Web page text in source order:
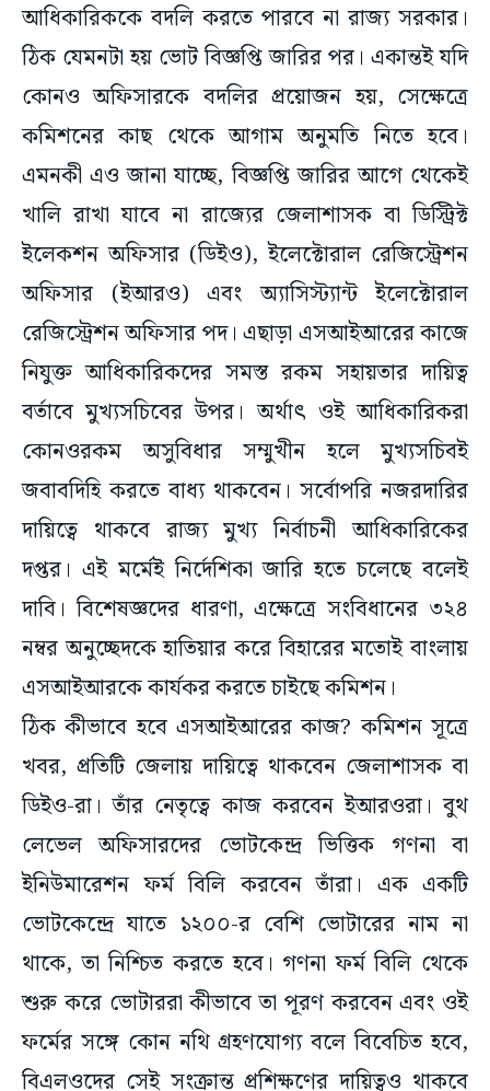
আধিকারিককে বদলি করতে পারবে না রাজ্য সরকার।
ঠিক যেমনটা হয় ভোট বিজ্ঞপ্তি জারির পর। একান্তই যদি
কোনও অফিসারকে বদলির প্রয়োজন হয়, সেক্ষেত্রে
কমিশনের কাছ থেকে আগাম অনুমতি নিতে হবে।
এমনকী এও জানা যাচ্ছে, বিজ্ঞপ্তি জারির আগে থেকেই
খালি রাখা যাবে না রাজ্যের জেলাশাসক বা ডিস্ট্রিক্ট
ইলেকশন অফিসার (ডিইও), ইলেক্টোরাল রেজিস্ট্রেশন
অফিসার (ইআরও) এবং অ্যাসিস্ট্যান্ট ইলেক্টোরাল
রেজিস্ট্রেশন অফিসার পদ। এছাড়া এসআইআরের কাজে
নিযুক্ত আধিকারিকদের সমস্ত রকম সহায়তার দায়িত্ব
বর্তাবে মুখ্যসচিবের উপর। অর্থাৎ ওই আধিকারিকরা
কোনওরকম অসুবিধার সম্মুখীন হলে মুখ্যসচিবই
জবাবদিহি করতে বাধ্য থাকবেন। সর্বোপরি নজরদারির
দায়িত্বে থাকবে রাজ্য মুখ্য নির্বাচনী আধিকারিকের
দপ্তর। এই মর্মেই নির্দেশিকা জারি হতে চলেছে বলেই
দাবি। বিশেষজ্ঞদের ধারণা, এক্ষেত্রে সংবিধানের ৩২৪
নম্বর অনুচ্ছেদকে হাতিয়ার করে বিহারের মতোই বাংলায়
এসআইআরকে কার্যকর করতে চাইছে কমিশন।
ঠিক কীভাবে হবে এসআইআরের কাজ? কমিশন সূত্রে
খবর, প্রতিটি জেলায় দায়িত্বে থাকবেন জেলাশাসক বা
ডিইও-রা। তাঁর নেতৃত্বে কাজ করবেন ইআরওরা। বুথ
লেভেল অফিসারদের ভোটকেন্দ্র ভিত্তিক গণনা বা
ইনিউমারেশন ফর্ম বিলি করবেন তাঁরা। এক একটি
ভোটকেন্দ্রে যাতে ১২০০-র বেশি ভোটারের নাম না
থাকে, তা নিশ্চিত করতে হবে। গণনা ফর্ম বিলি থেকে
শুরু করে ভোটাররা কীভাবে তা পূরণ করবেন এবং ওই
ফর্মের সঙ্গে কোন নথি গ্রহণযোগ্য বলে বিবেচিত হবে,
বিএলওদের সেই সংক্রান্ত প্রশিক্ষণের দায়িত্বও থাকবে